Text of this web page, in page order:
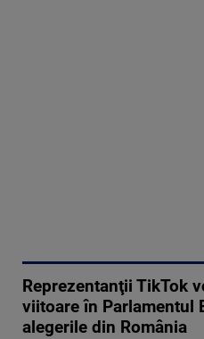
Reprezentanţii TikTok
viitoare în Parlamentul
alegerile din România